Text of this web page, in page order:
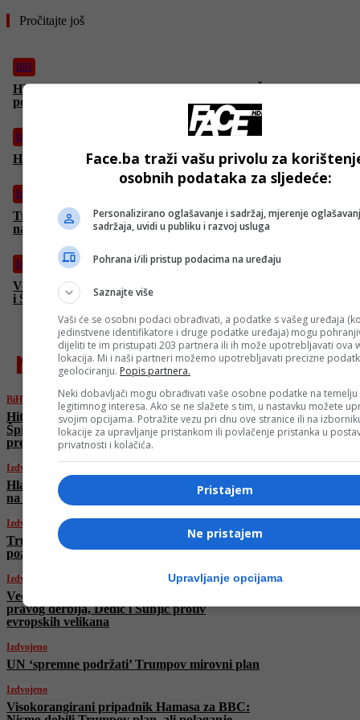
Pročitajte još
BiH
Hitna sjednica Doma naroda PSBiH: Nikola Špirić vjerovatno
posljednji put kao predsjedavajući
Izdvojeno
Hladni dani pred nama: Stižu padavine, snijeg na planinama
Izdvojeno
Trump uvodi nove carine na drvo i namještaj, pozivajući se na
nacionalnu sigurnost
Izdvojeno
Večeras počinje 2. kolo Lige prvaka: Bez pravog derbija, Dedić
i Šunjić protiv evropskih velikana
najnovije
BiH
Hitna sjednica Doma naroda PSBiH: Nikola
Špirić vjerovatno posljednji put kao
predsjedavajući
Izdvojeno
Hladni dani pred nama: Stižu padavine, snijeg
na planinama
Izdvojeno
Trump uvodi nove carine na drvo i namještaj,
pozivajući se na nacionalnu sigurnost
Izdvojeno
Večeras počinje 2. kolo Lige prvaka: Bez
pravog derbija, Dedić i Šunjić protiv
evropskih velikana
Izdvojeno
UN ‘spremne podržati’ Trumpov mirovni plan
Izdvojeno
Visokorangirani pripadnik Hamasa za BBC:
Face.ba traži vašu privolu za
osobnih podataka za sljedeće:
Personalizirano oglašavanje i sadržaj, mjerenje
sadržaja, uvidi u publiku i razvoj usluga
Pohrana i/ili pristup podacima na uređaju
Saznajte više
Vaši će se osobni podaci obrađivati, a podatke s vašeg uređaja
jedinstvene identifikatore i druge podatke uređaja) mogu
dijeliti te im pristupati 203 partnera ili ih može upotrebljavati ova
lokacija. Mi i naši partneri možemo upotrebljavati precizne
geolociranju. Popis partnera.
Neki dobavljači mogu obrađivati vaše osobne podatke na temelju
legitimnog interesa. Ako se ne slažete s tim, u nastavku možete
svojim opcijama. Potražite vezu pri dnu ove stranice ili na
lokacije za upravljanje pristankom ili povlačenje pristanka u
privatnosti i kolačića.
Pristajem
Ne pristajem
Upravljanje opcijama